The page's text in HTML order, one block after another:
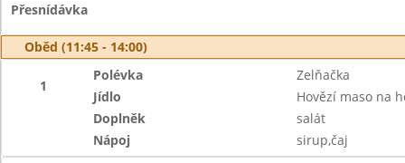
Přesnídávka
Oběd (11:45 - 14:00)
1
Polévka
Zelňačka
Jídlo
Hovězí maso na
Doplněk
salát
Nápoj
sirup,čaj